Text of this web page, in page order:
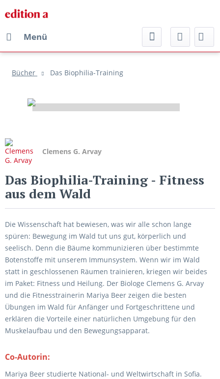
Menü
Bücher Das Biophilia-Training
Clemens G. Arvay
Das Biophilia-Training - Fitness
aus dem Wald
Die Wissenschaft hat bewiesen, was wir alle schon lange
spüren: Bewegung im Wald tut uns gut, körperlich und
seelisch. Denn die Bäume kommunizieren über bestimmte
Botenstoffe mit unserem Immunsystem. Wenn wir im Wald
statt in geschlossenen Räumen trainieren, kriegen wir beides
im Paket: Fitness und Heilung. Der Biologe Clemens G. Arvay
und die Fitnesstrainerin Mariya Beer zeigen die besten
Übungen im Wald für Anfänger und Fortgeschrittene und
erklären die Vorteile einer natürlichen Umgebung für den
Muskelaufbau und den Bewegungsapparat.
Co-Autorin:
Mariya Beer studierte National- und Weltwirtschaft in Sofia.